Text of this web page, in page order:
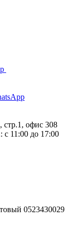
офис 308
11:00 до 17:00
0523430029